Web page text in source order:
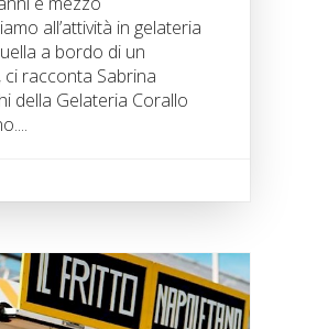
all’attività in gelateria
a bordo di un
ci racconta Sabrina
della Gelateria Corallo